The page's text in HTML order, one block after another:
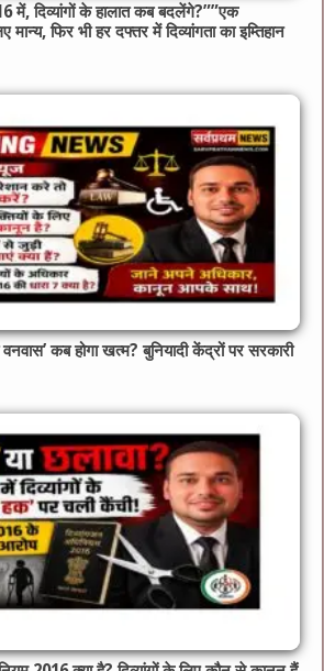
में, दिव्यांगों के हालात कब बदलेंगे?”​”एक
मान्य, फिर भी हर दफ्तर में दिव्यांगता का इम्तिहान
वनवास’ कब होगा खत्म? बुनियादी केंद्रों पर सरकारी